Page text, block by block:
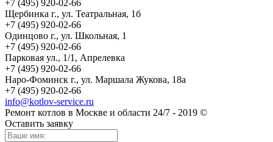
+7 (495) 920-02-66
Щербинка г., ул. Театральная, 1б
+7 (495) 920-02-66
Одинцово г., ул. Школьная, 1
+7 (495) 920-02-66
Парковая ул., 1/1, Апрелевка
+7 (495) 920-02-66
Наро-Фоминск г., ул. Маршала Жукова, 18а
+7 (495) 920-02-66
info@kotlov-service.ru
Ремонт котлов в Москве и области 24/7 - 2019 ©
Оставить заявку